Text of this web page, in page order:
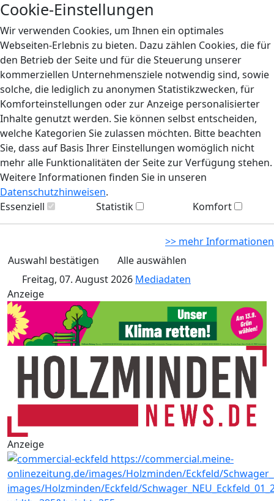
Cookie-Einstellungen
Wir verwenden Cookies, um Ihnen ein optimales
Webseiten-Erlebnis zu bieten. Dazu zählen Cookies, die für
den Betrieb der Seite und für die Steuerung unserer
kommerziellen Unternehmensziele notwendig sind, sowie
solche, die lediglich zu anonymen Statistikzwecken, für
Komforteinstellungen oder zur Anzeige personalisierter
Inhalte genutzt werden. Sie können selbst entscheiden,
welche Kategorien Sie zulassen möchten. Bitte beachten
Sie, dass auf Basis Ihrer Einstellungen womöglich nicht
mehr alle Funktionalitäten der Seite zur Verfügung stehen.
Weitere Informationen finden Sie in unseren
Datenschutzhinweisen.
Essenziell
Statistik Komfort
>> mehr Informationen
Auswahl bestätigen
Alle auswählen
Freitag, 07. August 2026 Mediadaten
Anzeige
Anzeige